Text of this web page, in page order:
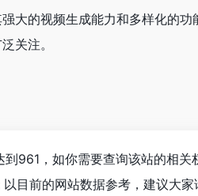
大的视频生成能力和多样化的
关注。
961，如你需要查询该站的相关
以目前的网站数据参考，建议大